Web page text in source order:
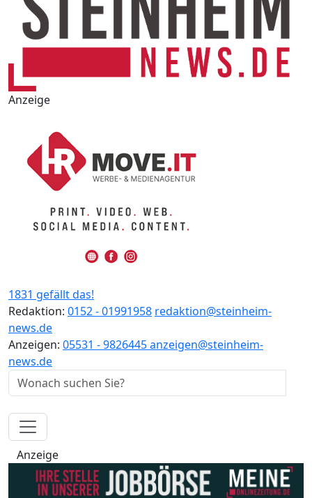
Anzeige
1831 gefällt das!
Redaktion: 0152 - 01991958 redaktion@steinheim-
news.de
Anzeigen: 05531 - 9826445anzeigen@steinheim-
news.de
Anzeige